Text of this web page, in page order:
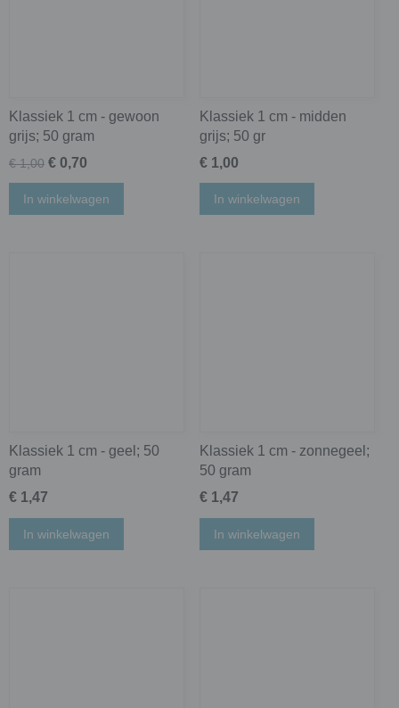
Klassiek 1 cm - gewoon
grijs; 50 gram
€ 1,00 € 0,70
In winkelwagen
Klassiek 1 cm - midden
grijs; 50 gr
€ 1,00
In winkelwagen
Klassiek 1 cm - geel; 50
gram
€ 1,47
In winkelwagen
Klassiek 1 cm - zonnegeel;
50 gram
€ 1,47
In winkelwagen